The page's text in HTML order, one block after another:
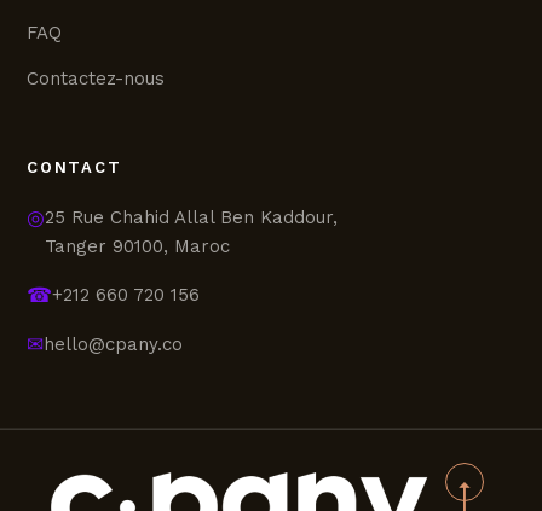
FAQ
Contactez-nous
CONTACT
◎25 Rue Chahid Allal Ben Kaddour,
Tanger 90100, Maroc
☎+212 660 720 156
✉hello@cpany.co